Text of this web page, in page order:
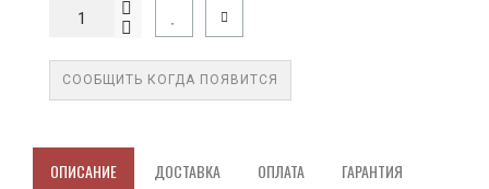
СООБЩИТЬ КОГДА ПОЯВИТСЯ
ОПИСАНИЕ ДОСТАВКА ОПЛАТА ГАРАНТИЯ